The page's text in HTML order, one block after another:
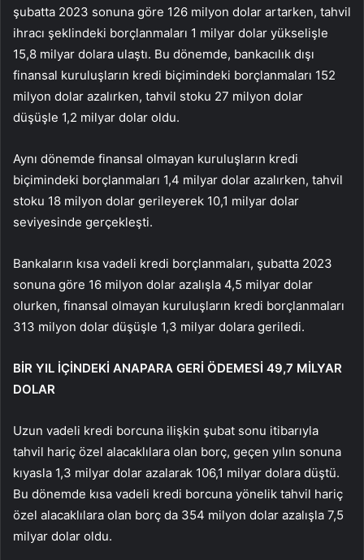
şubatta 2023 sonuna göre 126 milyon dolar artarken, tahvil
ihracı şeklindeki borçlanmaları 1 milyar dolar yükselişle
15,8 milyar dolara ulaştı. Bu dönemde, bankacılık dışı
finansal kuruluşların kredi biçimindeki borçlanmaları 152
milyon dolar azalırken, tahvil stoku 27 milyon dolar
düşüşle 1,2 milyar dolar oldu.
Aynı dönemde finansal olmayan kuruluşların kredi
biçimindeki borçlanmaları 1,4 milyar dolar azalırken, tahvil
stoku 18 milyon dolar gerileyerek 10,1 milyar dolar
seviyesinde gerçekleşti.
Bankaların kısa vadeli kredi borçlanmaları, şubatta 2023
sonuna göre 16 milyon dolar azalışla 4,5 milyar dolar
olurken, finansal olmayan kuruluşların kredi borçlanmaları
313 milyon dolar düşüşle 1,3 milyar dolara geriledi.
BİR YIL İÇİNDEKİ ANAPARA GERİ ÖDEMESİ 49,7 MİLYAR
DOLAR
Uzun vadeli kredi borcuna ilişkin şubat sonu itibarıyla
tahvil hariç özel alacaklılara olan borç, geçen yılın sonuna
kıyasla 1,3 milyar dolar azalarak 106,1 milyar dolara düştü.
Bu dönemde kısa vadeli kredi borcuna yönelik tahvil hariç
özel alacaklılara olan borç da 354 milyon dolar azalışla 7,5
milyar dolar oldu.